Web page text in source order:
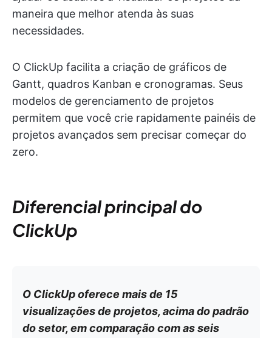
maneira que melhor atenda às suas
necessidades.
O ClickUp facilita a criação de gráficos de
Gantt, quadros Kanban e cronogramas. Seus
modelos de gerenciamento de projetos
permitem que você crie rapidamente painéis de
projetos avançados sem precisar começar do
zero.
Diferencial principal do
ClickUp
O ClickUp oferece mais de 15
visualizações de projetos, acima do padrão
do setor, em comparação com as seis